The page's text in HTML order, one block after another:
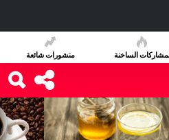
الساخنة منشورات شائعة